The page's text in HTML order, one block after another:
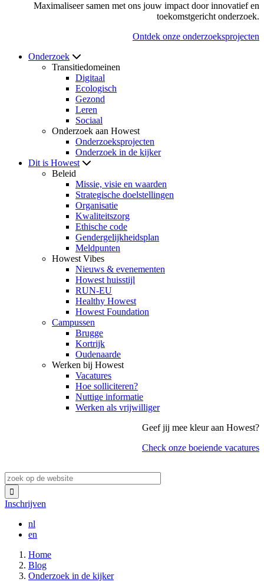
Maximaliseer samen met ons jouw impact door innovatief en
toekomstgericht onderzoek.
Ontdek onze onderzoeksprojecten
Onderzoek
Transitiedomeinen
Digitaal
Ecologisch
Gezond
Leren
Sociaal
Onderzoek aan Howest
Onderzoeksprojecten
Onderzoek in de kijker
Dit is Howest
Beleid
Missie, visie en waarden
Strategische doelstellingen
Organisatie
Kwaliteitszorg
Ethische code
Gendergelijkheidsplan
Meldpunten
Howest Vibes
Nieuws & evenementen
Howest huisstijl
RUN-EU
Healthy Howest
Howest Foundation
Campussen
Brugge
Kortrijk
Oudenaarde
Werken bij Howest
Vacatures
Hoe solliciteren?
Nuttige informatie
Werken als vrijwilliger
Geef jij mee kleur aan Howest?
Check onze boeiende vacatures
Inschrijven
nl
en
Kruimelpad
Home
Blog
Onderzoek in de kijker